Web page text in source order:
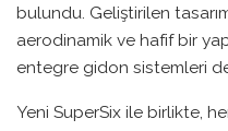
bulundu. Geliştirilen
aerodinamik ve hafif bir
entegre gidon sistemleri
Yeni SuperSix ile birlikte,